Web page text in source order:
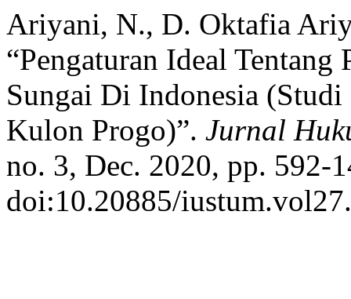
Ariyani, N., D. Oktafia
“Pengaturan Ideal
Sungai Di Indonesia
Kulon Progo)”. Jurnal
no. 3, Dec. 2020, pp. 592-
doi:10.20885/